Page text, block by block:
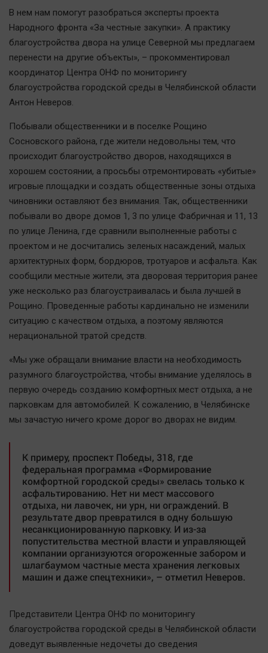
Прогулки по городу Ч
Спецпроект
Челябинск космический
Другие рубрики
Bookworms
English version
Online-консультация
Актуальная тема
Афиша
Быстрый медиазавод
Вирус чтения
Вкусное
Гороскоп
ЖКХ
Интервью
Конкурс
Народная журналистика
Наука
Обсуждаем
Отдых
Персона
Последняя инстанция
Светская жизнь
Тенденции
Точка на карте
В нем нам помогут разобраться эксперты проекта
Народного фронта «За честные закупки». А практику
благоустройства двора на улице Северной мы предлагаем
перенести на другие объекты», – прокомментировал
координатор Центра ОНФ по мониторингу
благоустройства городской среды в Челябинской области
Антон Неверов.
Побывали общественники и в поселке Рощино
Сосновского района, где жители недовольны тем, что
происходит благоустройство дворов, находящихся в
хорошем состоянии, а просьбы отремонтировать «убитые»
игровые площадки и создать общественные зоны отдыха
чиновники оставляют без внимания. Так, общественники
побывали во дворе домов 1, 3 по улице Фабричная и 11, 13
по улице Ленина, где сравнили выполненные работы с
проектом и не досчитались зеленых насаждений, малых
архитектурных форм, бордюров, тротуаров и асфальта. Как
сообщили местные жители, эта дворовая территория ранее
уже несколько раз благоустраивалась и была лучшей в
Рощино. Проведенные работы кардинально не изменили
ситуацию с качеством отдыха, а поэтому являются
нерациональной тратой средств.
«Мы уже обращали внимание власти на необходимость
разумного благоустройства, чтобы внимание уделялось в
первую очередь созданию комфортных мест отдыха, а не
парковкам для автомобилей. К сожалению, в Челябинске
мы зачастую ничего кроме дорог во дворах не видим.
К примеру, проспект Победы, 318, где
федеральная программа «Формирование
комфортной городской среды» свелась только к
асфальтированию. Нет ни мест массового
отдыха, ни лавочек, ни урн, ни ограждений. В
результате двор превратился в одну большую
несанкционированную парковку. И из-за
попустительства местной власти и управляющей
компании организуются огороженные забором и
шлагбаумом частные места хранения легковых
машин и даже спецтехники», – отметил Неверов.
Представители Центра ОНФ по мониторингу
благоустройства городской среды в Челябинской области
доведут выявленные недочеты до сведения